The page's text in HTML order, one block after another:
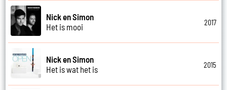
Nick en Simon
Het is mooi
2017
Nick en Simon
Het is wat het is
2015